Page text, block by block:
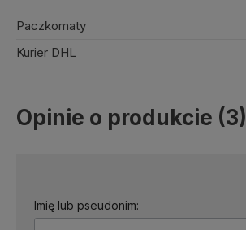
Paczkomaty
Kurier DHL
Opinie o produkcie (3)
Imię lub pseudonim: